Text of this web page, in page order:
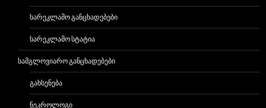
ᲡᲐᲠᲔᲙᲚᲐᲛᲝ ᲒᲐᲜᲪᲮᲐᲓᲔᲑᲔᲑᲘ
ᲡᲐᲠᲔᲙᲚᲐᲛᲝ ᲡᲢᲐᲢᲘᲐ
ᲡᲐᲛᲒᲚᲝᲕᲘᲐᲠᲝ ᲒᲐᲜᲪᲮᲐᲓᲔᲑᲔᲑᲘ
ᲒᲐᲮᲡᲔᲜᲔᲑᲐ
ᲜᲔᲙᲠᲝᲚᲝᲒᲘ